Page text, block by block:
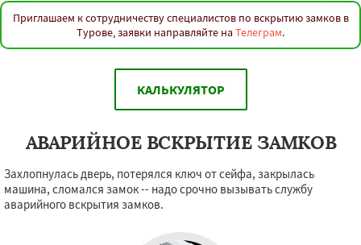
Приглашаем к сотрудничеству специалистов по вскрытию замков в
Турове, заявки направляйте на Телеграм.
КАЛЬКУЛЯТОР
АВАРИЙНОЕ ВСКРЫТИЕ ЗАМКОВ
Захлопнулась дверь, потерялся ключ от сейфа, закрылась
машина, сломался замок -- надо срочно вызывать службу
аварийного вскрытия замков.